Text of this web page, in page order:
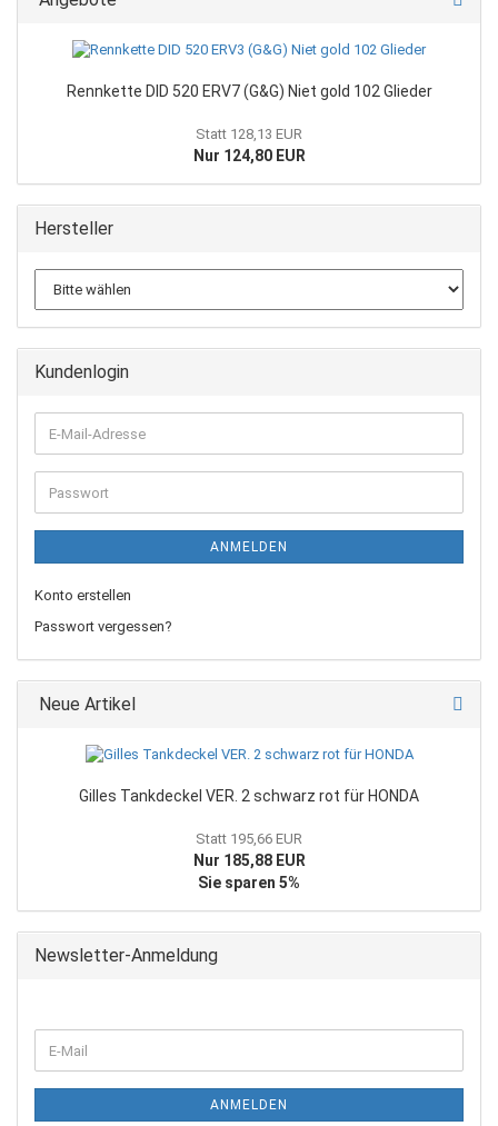
Rennkette DID 520 ERV7 (G&G) Niet gold 102 Glieder
Statt 128,13 EUR
Nur 124,80 EUR
Hersteller
Kundenlogin
E-
Mail-
Adresse
Passwort
ANMELDEN
Konto erstellen
Passwort vergessen?
Neue Artikel
Gilles Tankdeckel VER. 2 schwarz rot für HONDA
Statt 195,66 EUR
Nur 185,88 EUR
Sie sparen 5%
Newsletter-Anmeldung
ZUR
E-
Mail
ANMELDEN